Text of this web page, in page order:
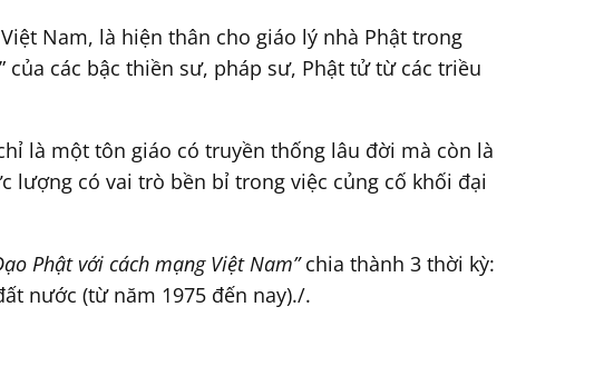
Nam, là hiện thân cho giáo lý nhà Phật trong
các bậc thiền sư, pháp sư, Phật tử từ các triều
là một tôn giáo có truyền thống lâu đời mà còn là
có vai trò bền bỉ trong việc củng cố khối đại
Phật với cách mạng Việt Nam”chia thành 3 thời kỳ:
nước (từ năm 1975 đến nay)./.